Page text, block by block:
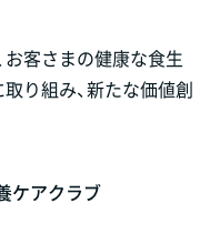
客さまの健康な食生
り組み、新たな価値創
ケアクラブ